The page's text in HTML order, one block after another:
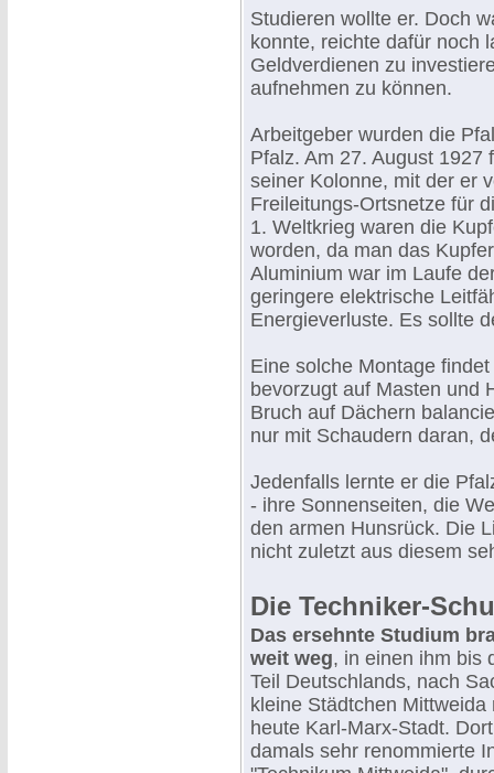
Studieren wollte er. Doch
konnte, reichte dafür noch
Geldverdienen zu
aufnehmen zu können.
Arbeitgeber wurden die
Pfalz. Am 27. August 1927
seiner Kolonne, mit der er
Freileitungs-Ortsnetze für
1. Weltkrieg waren die
worden, da man das
Aluminium war im Laufe
geringere elektrische
Energieverluste. Es sollte
Eine solche Montage
bevorzugt auf Masten und
Bruch auf Dächern
nur mit Schaudern daran,
Jedenfalls lernte er die
- ihre Sonnenseiten, die
den armen Hunsrück. Die
nicht zuletzt aus diesem
Die Techniker-
Das ersehnte Studium
weit weg, in einen ihm bis
Teil Deutschlands, nach
kleine Städtchen
heute Karl-Marx-Stadt.
damals sehr renommierte